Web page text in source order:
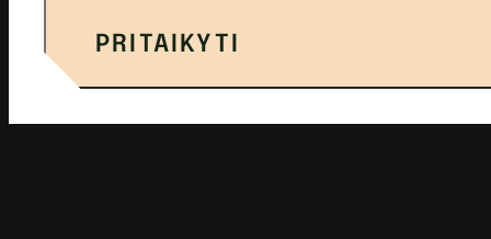
PRITAIKYTI